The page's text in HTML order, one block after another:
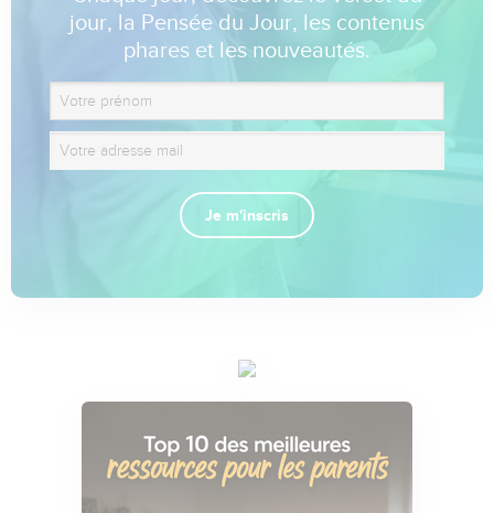
jour, la Pensée du Jour, les contenus
phares et les nouveautés.
Je m'inscris